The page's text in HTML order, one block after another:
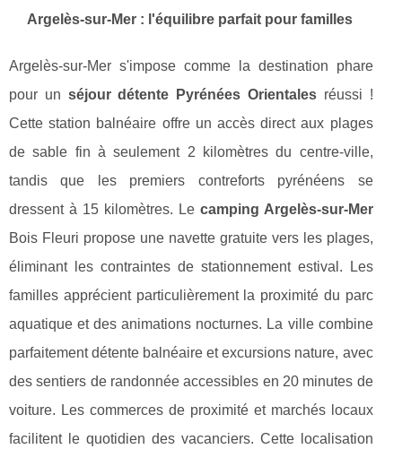
Argelès-sur-Mer : l'équilibre parfait pour familles
Argelès-sur-Mer s'impose comme la destination phare
pour un séjour détente Pyrénées Orientales réussi !
Cette station balnéaire offre un accès direct aux plages
de sable fin à seulement 2 kilomètres du centre-ville,
tandis que les premiers contreforts pyrénéens se
dressent à 15 kilomètres. Le camping Argelès-sur-Mer
Bois Fleuri propose une navette gratuite vers les plages,
éliminant les contraintes de stationnement estival. Les
familles apprécient particulièrement la proximité du parc
aquatique et des animations nocturnes. La ville combine
parfaitement détente balnéaire et excursions nature, avec
des sentiers de randonnée accessibles en 20 minutes de
voiture. Les commerces de proximité et marchés locaux
facilitent le quotidien des vacanciers. Cette localisation